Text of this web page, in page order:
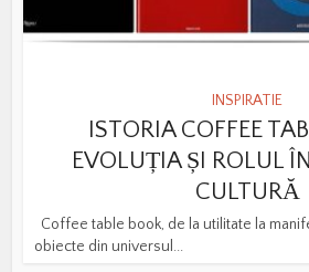
INSPIRATIE
ISTORIA COFFEE
EVOLUȚIA ȘI ROLUL
CULTURĂ
Coffee table book, de la utilitate la
obiecte din universul...